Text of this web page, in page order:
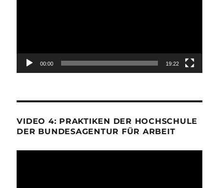
00:00 19:22
VIDEO 4: PRAKTIKEN DER HOCHSCHULE
DER BUNDESAGENTUR FÜR ARBEIT